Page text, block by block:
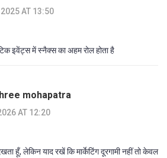
2025 AT 13:50
इवेंट्स में स्नैक्स का अहम रोल होता है
mohapatra
AT 12:20
हूँ, लेकिन याद रखें कि मार्केटिंग दूरगामी नहीं तो केवल